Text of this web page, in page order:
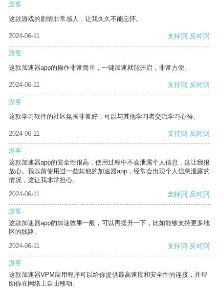
游客
这款游戏的剧情非常感人，让我久久不能忘怀。
2024-06-11 支持[0] 反对[0]
游客
这款加速器app的操作非常简单，一键加速就能开启，非常方便。
2024-06-11 支持[0] 反对[0]
游客
这款学习软件的社区氛围非常好，可以与其他学习者交流学习心得。
2024-06-11 支持[0] 反对[0]
游客
这款加速器app的安全性很高，使用过程中不会泄露个人信息，这让我很
放心。我以前使用过一些其他的加速器app，经常会出现个人信息泄露的
情况，这让我非常担心。
2024-06-11
支持[0] 反对[0]
游客
这款加速器app的加速效果一般，可以再提升一下，比如能够支持更多地
区的线路。
2024-06-11
支持[0] 反对[0]
游客
这款加速器VPM应用程序可以给你提供最高速度和安全性的连接，并帮
助你在网络上自由移动。